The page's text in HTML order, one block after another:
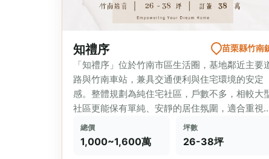
知禮序 苗栗縣竹南
「知禮序」位於竹南市區生活圈，基地鄰近主要
路與竹南車站，兼具交通便利與住宅環境的安定
感。整體規劃為純住宅社區，戶數不多，相較大
社區更能保有單純、安靜的居住氛圍，適合重視
活品質的首購與家庭客層。 ...
總價
1,000~1,600萬
坪數
26-38坪